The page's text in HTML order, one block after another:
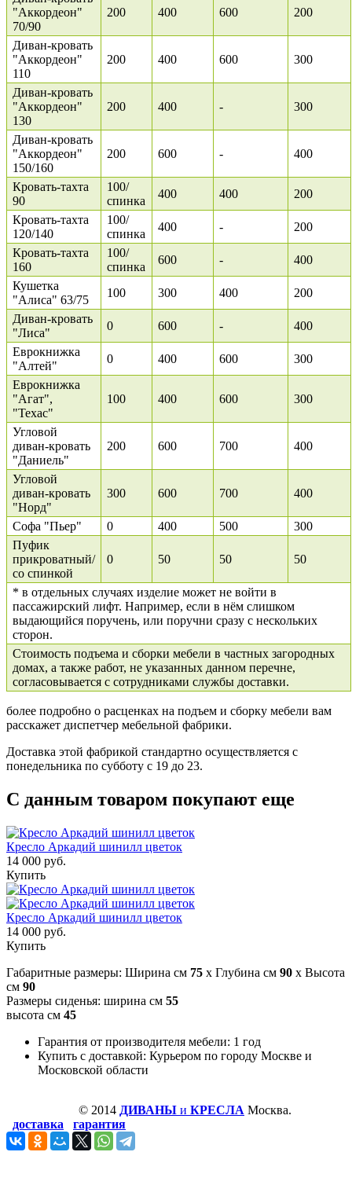
"Аккордеон"
70/90
200 400 600 200
Диван-кровать
"Аккордеон"
110
200 400 600 300
Диван-кровать
"Аккордеон"
130
200 400 - 300
Диван-кровать
"Аккордеон"
150/160
200 600 - 400
Кровать-тахта
90
100/
спинка
400 400
200
Кровать-тахта
120/140
100/
спинка
400 -
200
Кровать-тахта
160
100/
спинка
600 -
400
Кушетка
"Алиса" 63/75
100 300 400
200
Диван-кровать
"Лиса"
0 600 -
400
Еврокнижка
"Алтей"
0 400 600
300
Еврокнижка
"Агат",
"Техас"
100 400 600 300
Угловой
диван-кровать
"Даниель"
200 600 700 400
Угловой
диван-кровать
"Норд"
300 600 700 400
Софа "Пьер" 0 400 500
300
Пуфик
прикроватный/
со спинкой
0 50 50 50
* в отдельных случаях изделие может не войти в
пассажирский лифт. Например, если в нём слишком
выдающийся поручень, или поручни сразу с нескольких
сторон.
Стоимость подъема и сборки мебели в частных загородных
домах, а также работ, не указанных данном перечне,
согласовывается с сотрудниками службы доставки.
более подробно о расценках на подъем и сборку мебели вам
расскажет диспетчер мебельной фабрики.
Доставка этой фабрикой стандартно осуществляется с
понедельника по субботу с 19 до 23.
С данным товаром покупают еще
Кресло Аркадий шинилл цветок
14 000 руб.
Купить
Кресло Аркадий шинилл цветок
14 000 руб.
Купить
Габаритные размеры: Ширина см 75 x Глубина см 90 x Высота
см 90
Размеры сиденья: ширина см 55
высота см 45
Гарантия от производителя мебели: 1 год
Купить с доставкой: Курьером по городу Москве и
Московской области
© 2014 ДИВАНЫ и КРЕСЛА Москва.
доставка
гарантия